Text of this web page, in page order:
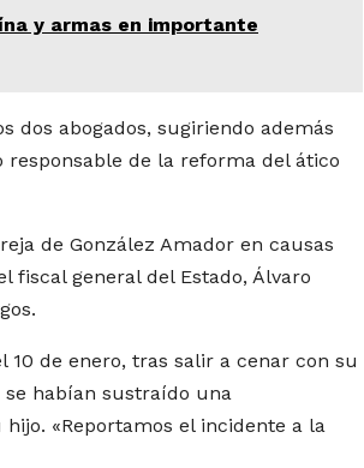
y armas en importante
dos abogados, sugiriendo además
de la reforma del ático
de González Amador en causas
fiscal general del Estado, Álvaro
10 de enero, tras salir a cenar con su
habían sustraído una
«Reportamos el incidente a la